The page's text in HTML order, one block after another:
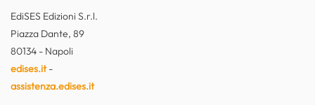
EdiSES Edizioni S.r.l.
Piazza Dante, 89
80134 - Napoli
edises.it-
assistenza.edises.it